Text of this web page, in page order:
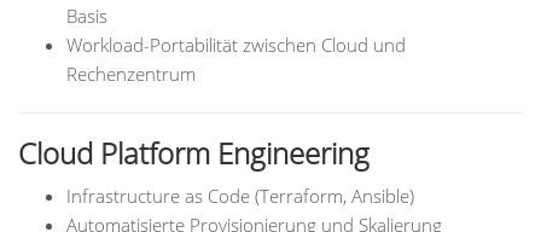
Basis
Workload-Portabilität zwischen Cloud und
Rechenzentrum
Cloud Platform Engineering
Infrastructure as Code (Terraform, Ansible)
Automatisierte Provisionierung und Skalierung